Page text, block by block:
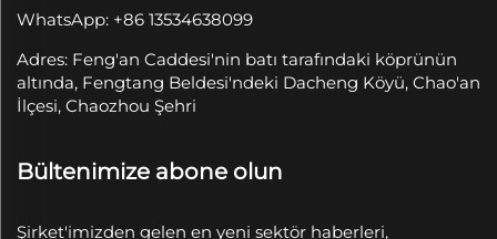
WhatsApp: +86 13534638099
Adres: Feng'an Caddesi'nin batı tarafındaki köprünün
altında, Fengtang Beldesi'ndeki Dacheng Köyü, Chao'an
İlçesi, Chaozhou Şehri
Bültenimize abone olun
Şirket'imizden gelen en yeni sektör haberleri,